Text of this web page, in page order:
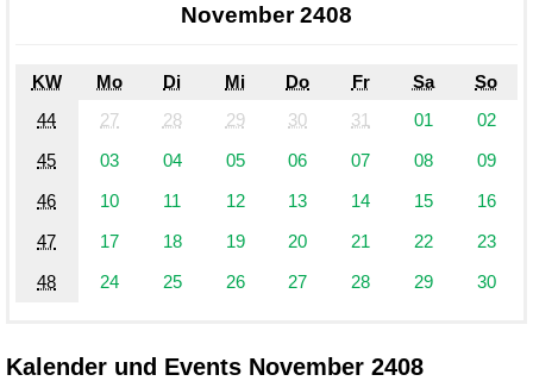
November 2408
KW Mo Di Mi Do Fr Sa
So
44
27 28 29 30 31 01
02
45
03 04 05 06 07 08
09
46
10 11 12 13 14 15
16
47
17 18 19 20 21 22
23
48
24 25 26 27 28 29 30
Kalender und Events November 2408